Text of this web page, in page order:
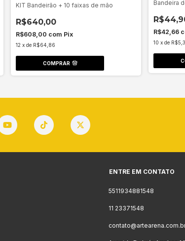
KIT Bandeirão + 10 faixas de mão
R$640,00
R$608,00 com Pix
12 x de R$64,86
COMPRAR
Bandeira
R$42,66
10 x de
ENTRE EM CONTATO
5511934881548
11 23371548